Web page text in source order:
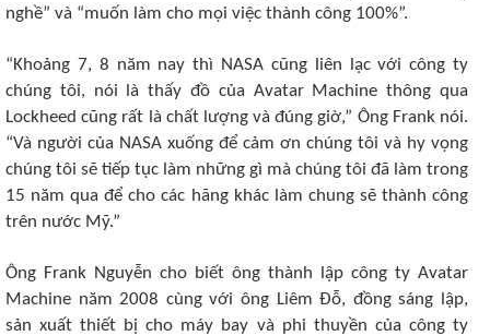
nghề” và “muốn làm cho mọi việc thành công 100%”.
“Khoảng 7, 8 năm nay thì NASA cũng liên lạc với công ty
chúng tôi, nói là thấy đồ của Avatar Machine thông qua
Lockheed cũng rất là chất lượng và đúng giờ,” Ông Frank nói.
“Và người của NASA xuống để cảm ơn chúng tôi và hy vọng
chúng tôi sẽ tiếp tục làm những gì mà chúng tôi đã làm trong
15 năm qua để cho các hãng khác làm chung sẽ thành công
trên nước Mỹ.”
Ông Frank Nguyễn cho biết ông thành lập công ty Avatar
Machine năm 2008 cùng với ông Liêm Đỗ, đồng sáng lập,
sản xuất thiết bị cho máy bay và phi thuyền của công ty